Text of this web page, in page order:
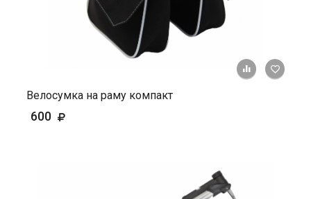
+ К
Велосумка на раму компакт
600